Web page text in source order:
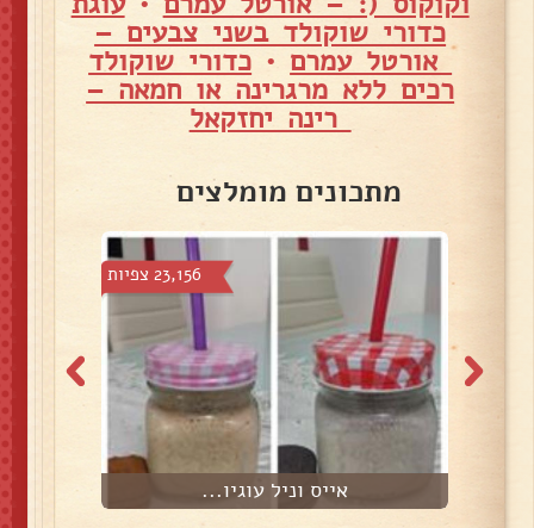
כדורי שוקולד בשני צבעים –
אורטל עמרם • כדורי שוקולד
רכים ללא מרגרינה או חמאה –
רינה יחזקאל
מתכונים מומלצים
23,156 צפיות
אייס וניל עוגיו...